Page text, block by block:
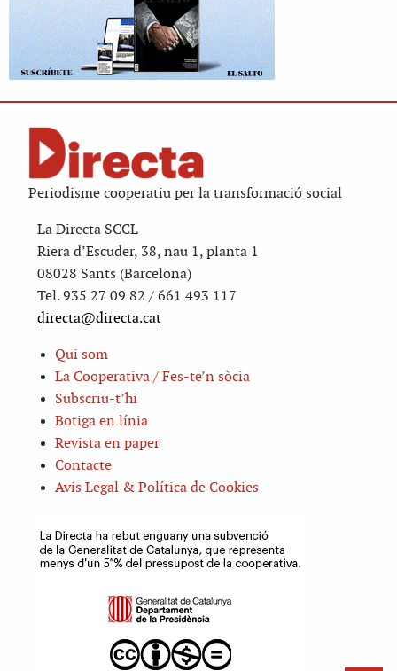
Periodisme cooperatiu per la transformació social
La Directa SCCL
Riera d’Escuder, 38, nau 1, planta 1
08028 Sants (Barcelona)
Tel. 935 27 09 82 / 661 493 117
directa@directa.cat
Qui som
La Cooperativa / Fes-te’n sòcia
Subscriu-t’hi
Botiga en línia
Revista en paper
Contacte
Avis Legal & Política de Cookies